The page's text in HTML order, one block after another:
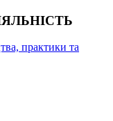
практики та